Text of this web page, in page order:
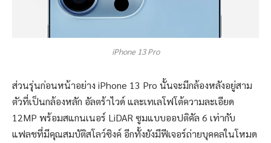
iPhone 13 Pro
ส่วนรุ่นก่อนหน้าอย่าง iPhone 13 Pro นั้นจะมีกล้องหลังอยู่สาม
ตัวที่เป็นกล้องหลัก อัลตร้าไวด์ และเทเลโฟโต้ความละเอียด
12MP พร้อมสแกนเนอร์ LiDAR ซูมแบบออปติคัล 6 เท่ากับ
แฟลชที่มีคุณสมบัติสโลว์ซิงค์ อีกทั้งยังมีฟีเจอร์ถ่ายบุคคลในโหมด